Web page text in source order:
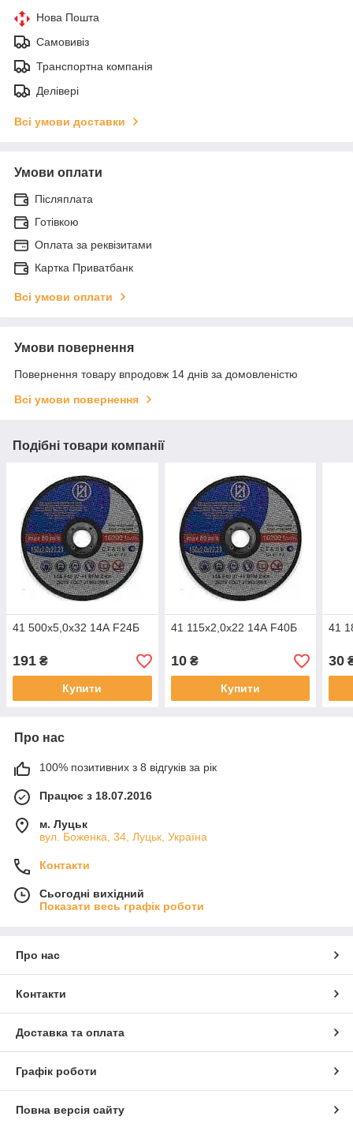
Нова Пошта
Самовивіз
Транспортна компанія
Делівері
Всі умови доставки
Умови оплати
Післяплата
Готівкою
Оплата за реквізитами
Картка Приватбанк
Всі умови оплати
Умови повернення
Повернення товару впродовж 14 днів за домовленістю
Всі умови повернення
Подібні товари компанії
41 500х5,0х32 14А F24Б
191 ₴
Купити
41 115х2,0х22 14А F40Б
10₴
Купити
41
30
Про нас
100% позитивних з 8 відгуків за рік
Працює з 18.07.2016
м. Луцьк
вул. Боженка, 34, Луцьк, Україна
Контакти
Сьогодні вихідний
Показати весь графік роботи
Про нас
Контакти
Доставка та оплата
Графік роботи
Повна версія сайту